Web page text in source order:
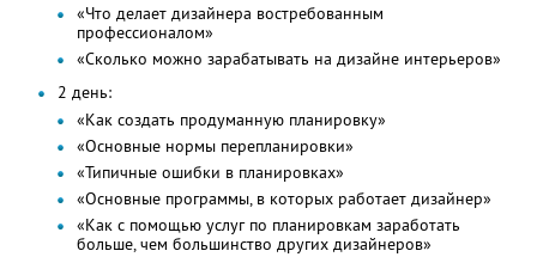
«Что делает дизайнера востребованным
профессионалом»
«Сколько можно зарабатывать на дизайне интерьеров»
2 день:
«Как создать продуманную планировку»
«Основные нормы перепланировки»
«Типичные ошибки в планировках»
«Основные программы, в которых работает дизайнер»
«Как с помощью услуг по планировкам заработать
больше, чем большинство других дизайнеров»